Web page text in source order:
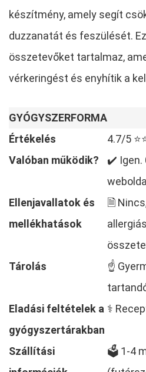
készítmény, amely segít
duzzanatát és feszülését.
összetevőket tartalmaz,
vérkeringést és enyhítik a
GYÓGYSZERFORMA
Értékelés
4.7/5
Valóban működik?
✔️ Igen.
Ellenjavallatok és
mellékhatások
🗎
Tárolás
☝
Eladási feltételek a
gyógyszertárakban
⚕️
Szállítási
🗳️ 1-4